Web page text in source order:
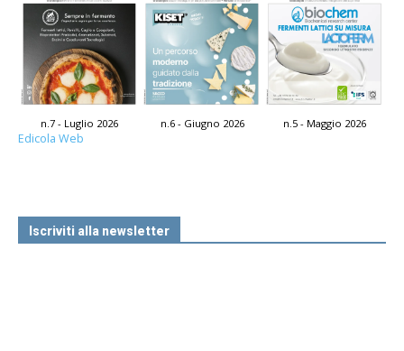
n.7 - Luglio 2026 n.6 - Giugno 2026 n.5 - Maggio 2026
Edicola Web
Iscriviti alla newsletter